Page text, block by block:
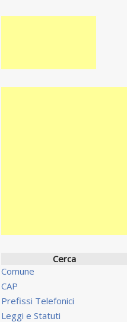
Cerca
Comune
CAP
Prefissi Telefonici
Leggi e Statuti